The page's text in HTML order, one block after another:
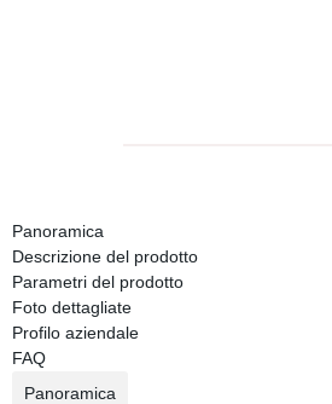
Panoramica
Descrizione del prodotto
Parametri del prodotto
Foto dettagliate
Profilo aziendale
FAQ
Panoramica